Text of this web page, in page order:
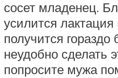
сосет младенец.
усилится
получится
неудобно сделать
попросите мужа